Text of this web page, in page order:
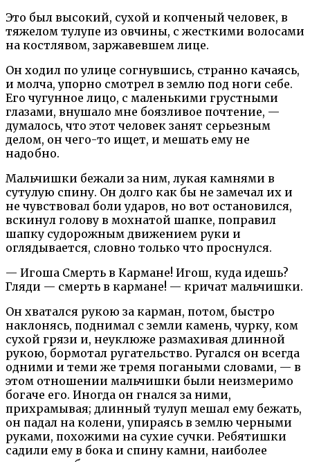
Это был высокий, сухой и копченый человек, в
тяжелом тулупе из овчины, с жесткими волосами
на костлявом, заржавевшем лице.
Он ходил по улице согнувшись, странно качаясь,
и молча, упорно смотрел в землю под ноги себе.
Его чугунное лицо, с маленькими грустными
глазами, внушало мне боязливое почтение, —
думалось, что этот человек занят серьезным
делом, он чего-то ищет, и мешать ему не
надобно.
Мальчишки бежали за ним, лукая камнями в
сутулую спину. Он долго как бы не замечал их и
не чувствовал боли ударов, но вот остановился,
вскинул голову в мохнатой шапке, поправил
шапку судорожным движением руки и
оглядывается, словно только что проснулся.
— Игоша Смерть в Кармане! Игош, куда идешь?
Гляди — смерть в кармане! — кричат мальчишки.
Он хватался рукою за карман, потом, быстро
наклонясь, поднимал с земли камень, чурку, ком
сухой грязи и, неуклюже размахивая длинной
рукою, бормотал ругательство. Ругался он всегда
одними и теми же тремя погаными словами, — в
этом отношении мальчишки были неизмеримо
богаче его. Иногда он гнался за ними,
прихрамывая; длинный тулуп мешал ему бежать,
он падал на колени, упираясь в землю черными
руками, похожими на сухие сучки. Ребятишки
садили ему в бока и спину камни, наиболее